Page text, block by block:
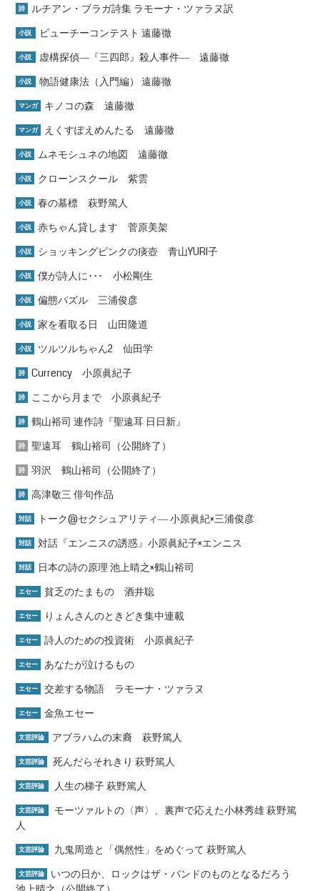
詩 ルチアン・ブラガ詩集 ラモーナ・ツァラヌ訳
小説 ビューチーコンテスト 遠藤徹
小説 虚構探偵―『三四郎』殺人事件― 遠藤徹
小説 物語健康法（入門編） 遠藤徹
マンガ キノコの森 遠藤徹
マンガ えくすぽえめんたる 遠藤徹
小説 ムネモシュネの地図 遠藤徹
小説 クローンスクール 紫雲
小説 春の墓標 萩野篤人
小説 赤ちゃん貸します 菅原美架
小説 ショッキングピンクの痰壺 青山YURI子
小説 僕が詩人に･･･ 小松剛生
小説 偏態パズル 三浦俊彦
小説 家を看取る日 山田隆道
小説 ツルツルちゃん2 仙田学
詩 Currency 小原眞紀子
詩 ここから月まで 小原眞紀子
詩 鶴山裕司 連作詩『聖遠耳 日日新』
詩 聖遠耳 鶴山裕司（公開終了）
詩 羽沢 鶴山裕司（公開終了）
詩 高津敬三 俳句作品
対話 トーク@セクシュアリティ― 小原眞紀×三浦俊彦
対話 対話『エンニスの誘惑』小原眞紀子×エンニス
対話 日本の詩の原理 池上晴之×鶴山裕司
エセー 貧乏のたまもの 酒井聡
エセー りょんさんのときどき集中連載
エセー 詩人のための投資術 小原眞紀子
エセー あなたが泣けるもの
エセー 交差する物語 ラモーナ・ツァラヌ
エセー 金魚エセー
文芸評論 アブラハムの末裔 萩野篤人
文芸評論 死んだらそれきり 萩野篤人
文芸評論 人生の梯子 萩野篤人
文芸評論
モーツァルトの〈声〉、裏声で応えた小林秀雄 萩野篤
人
文芸評論 九鬼周造と「偶然性」をめぐって 萩野篤人
文芸評論
いつの日か、ロックはザ・バンドのものとなるだろう